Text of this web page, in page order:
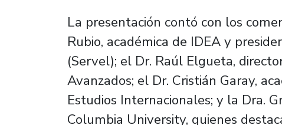
La presentación contó con los
Rubio, académica de IDEA y
(Servel); el Dr. Raúl Elgueta,
Avanzados; el Dr. Cristián Garay,
Estudios Internacionales; y la Dra.
Columbia University, quienes